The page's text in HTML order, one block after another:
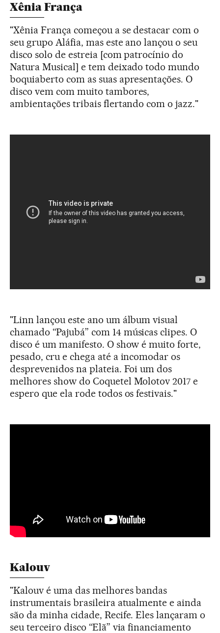
Xênia França
"Xênia França começou a se destacar com o
seu grupo Aláfia, mas este ano lançou o seu
disco solo de estreia [com patrocínio do
Natura Musical] e tem deixado todo mundo
boquiaberto com as suas apresentações. O
disco vem com muito tambores,
ambientações tribais flertando com o jazz."
"Linn lançou este ano um álbum visual
chamado “Pajubá” com 14 músicas clipes. O
disco é um manifesto. O show é muito forte,
pesado, cru e chega até a incomodar os
desprevenidos na plateia. Foi um dos
melhores show do Coquetel Molotov 2017 e
espero que ela rode todos os festivais."
Kalouv
"Kalouv é uma das melhores bandas
instrumentais brasileira atualmente e ainda
são da minha cidade, Recife. Eles lançaram o
seu terceiro disco “Elã” via financiamento